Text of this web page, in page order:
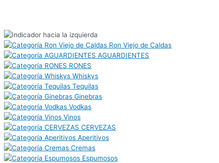
Ron Viejo de Caldas
AGUARDIENTES
RONES
Whiskys
Tequilas
Ginebras
Vodkas
Vinos
CERVEZAS
Aperitivos
Cremas
Espumosos